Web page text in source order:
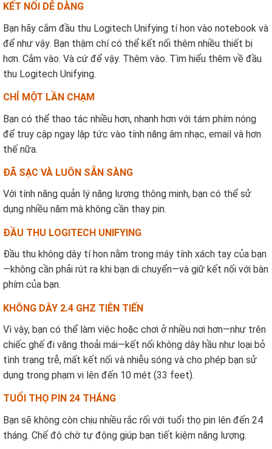
KẾT NỐI DỄ DÀNG
Bạn hãy cắm đầu thu Logitech Unifying tí hon vào notebook và
để như vậy. Bạn thậm chí có thể kết nối thêm nhiều thiết bị
hơn. Cắm vào. Và cứ để vậy. Thêm vào. Tìm hiểu thêm về đầu
thu Logitech Unifying.
CHỈ MỘT LẦN CHẠM
Bạn có thể thao tác nhiều hơn, nhanh hơn với tám phím nóng
để truy cập ngay lập tức vào tính năng âm nhạc, email và hơn
thế nữa.
ĐÃ SẠC VÀ LUÔN SẴN SÀNG
Với tính năng quản lý năng lượng thông minh, bạn có thể sử
dụng nhiều năm mà không cần thay pin.
ĐẦU THU LOGITECH UNIFYING
Đầu thu không dây tí hon nằm trong máy tính xách tay của bạn
—không cần phải rút ra khi bạn di chuyển—và giữ kết nối với bàn
phím của bạn.
KHÔNG DÂY 2.4 GHZ TIÊN TIẾN
Vì vậy, bạn có thể làm việc hoặc chơi ở nhiều nơi hơn—như trên
chiếc ghế đi văng thoải mái—kết nối không dây hầu như loại bỏ
tình trạng trễ, mất kết nối và nhiễu sóng và cho phép bạn sử
dụng trong phạm vi lên đến 10 mét (33 feet).
TUỔI THỌ PIN 24 THÁNG
Bạn sẽ không còn chịu nhiều rắc rối với tuổi thọ pin lên đến 24
tháng. Chế độ chờ tự động giúp bạn tiết kiệm năng lượng.